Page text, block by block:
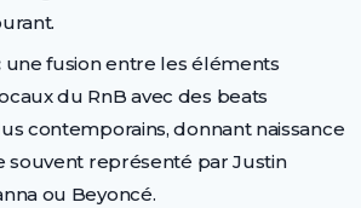
une fusion entre les éléments
du RnB avec des beats
contemporains, donnant naissance
souvent représenté par Justin
ou Beyoncé.